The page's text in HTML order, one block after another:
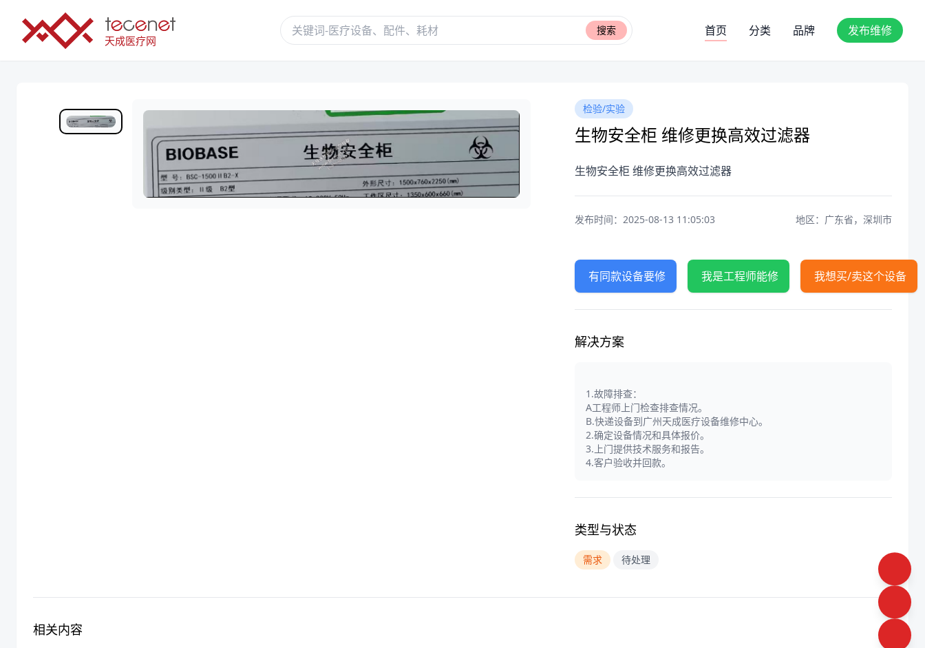
天成医疗网
搜索 首页 分类 品牌 发布维修
检验/实验
生物安全柜 维修更换高效过滤器
生物安全柜 维修更换高效过滤器
发布时间：2025-08-13 11:05:03 地区：广东省，深圳市
有同款设备要修 我是工程师能修 我想买/卖这个设备
解决方案
1.故障排查：
A工程师上门检查排查情况。
B.快递设备到广州天成医疗设备维修中心。
2.确定设备情况和具体报价。
3.上门提供技术服务和报告。
4.客户验收并回款。
类型与状态
需求 待处理
相关内容